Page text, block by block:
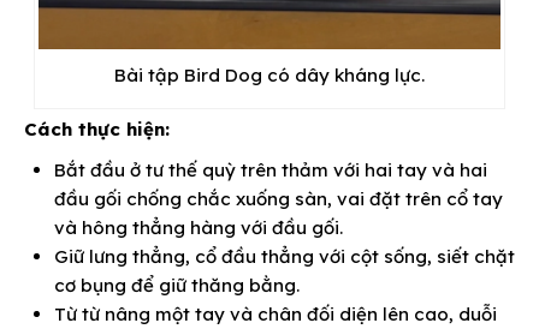
Bài tập Bird Dog có dây kháng lực.
Cách thực hiện:
Bắt đầu ở tư thế quỳ trên thảm với hai tay và hai
đầu gối chống chắc xuống sàn, vai đặt trên cổ tay
và hông thẳng hàng với đầu gối.
Giữ lưng thẳng, cổ đầu thẳng với cột sống, siết chặt
cơ bụng để giữ thăng bằng.
Từ từ nâng một tay và chân đối diện lên cao, duỗi